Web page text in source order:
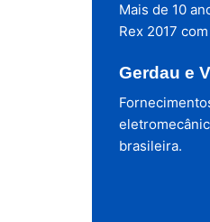
Mais de 10
Rex 2017
Gerdau e
brasileira.